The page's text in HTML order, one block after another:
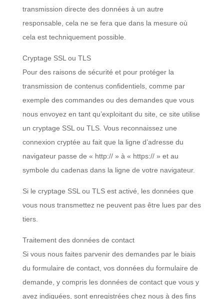
transmission directe des données à un autre
responsable, cela ne se fera que dans la mesure où
cela est techniquement possible.
Cryptage SSL ou TLS
Pour des raisons de sécurité et pour protéger la
transmission de contenus confidentiels, comme par
exemple des commandes ou des demandes que vous
nous envoyez en tant qu’exploitant du site, ce site utilise
un cryptage SSL ou TLS. Vous reconnaissez une
connexion cryptée au fait que la ligne d’adresse du
navigateur passe de « http:// » à « https:// » et au
symbole du cadenas dans la ligne de votre navigateur.
Si le cryptage SSL ou TLS est activé, les données que
vous nous transmettez ne peuvent pas être lues par des
tiers.
Traitement des données de contact
Si vous nous faites parvenir des demandes par le biais
du formulaire de contact, vos données du formulaire de
demande, y compris les données de contact que vous y
avez indiquées, sont enregistrées chez nous à des fins